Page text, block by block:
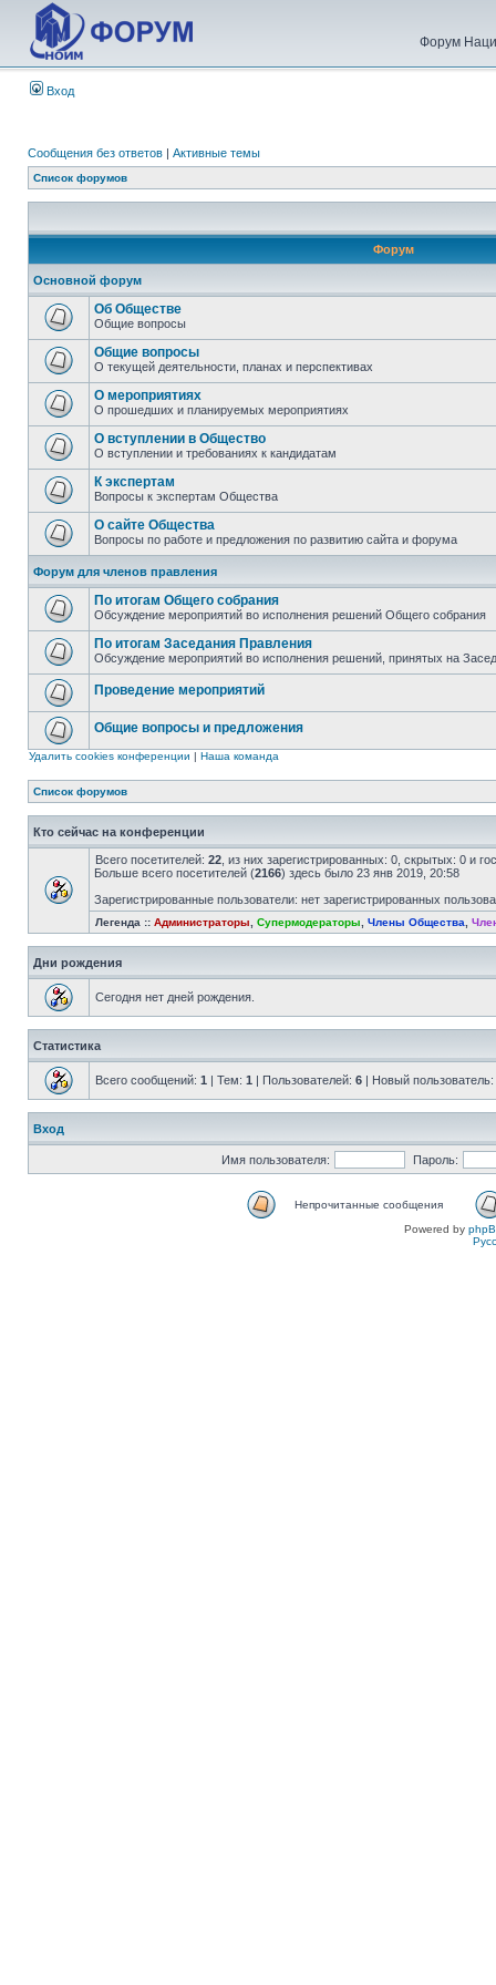
Форум
Вход
Сообщения без ответов | Активные темы
Список форумов
Форум
Основной форум
Об Обществе
Общие вопросы
Общие вопросы
О текущей деятельности, планах и перспективах
О мероприятиях
О прошедших и планируемых мероприятиях
О вступлении в Общество
О вступлении и требованиях к кандидатам
К экспертам
Вопросы к экспертам Общества
О сайте Общества
Вопросы по работе и предложения по развитию сайта и форума
Форум для членов правления
По итогам Общего собрания
Обсуждение мероприятий во исполнения решений Общего собрания
По итогам Заседания Правления
Обсуждение мероприятий во исполнения решений, принятых на
Проведение мероприятий
Общие вопросы и предложения
Удалить cookies конференции | Наша команда
Список форумов
Кто сейчас на конференции
Всего посетителей: 22 , из них зарегистрированных: 0, скрытых: 0 и
Больше всего посетителей (2166) здесь было 23 янв 2019, 20:58
Зарегистрированные пользователи: нет зарегистрированных
Легенда :: Администраторы Супермодераторы Члены Общества
Дни рождения
Сегодня нет дней рождения.
Статистика
Всего сообщений: 1 | Тем: 1 | Пользователей: 6 | Новый пользователь:
Вход
Имя пользователя: Пароль:
Непрочитанные сообщения
Powered by